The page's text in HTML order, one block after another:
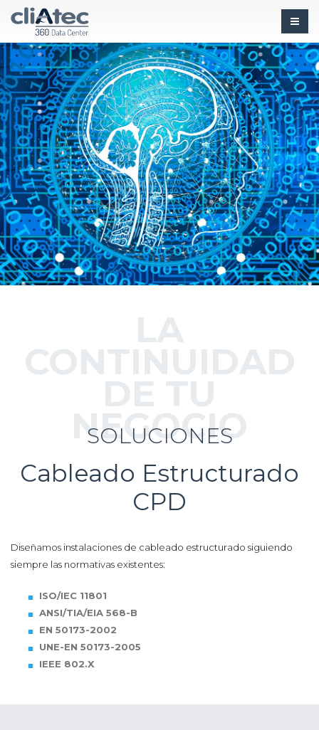
NEGOCIO
SOLUCIONES
Cableado Estructurado
CPD
Diseñamos instalaciones de cableado estructurado siguiendo
siempre las normativas existentes:
ISO/IEC 11801
ANSI/TIA/EIA 568-B
EN 50173-2002
UNE-EN 50173-2005
IEEE 802.X